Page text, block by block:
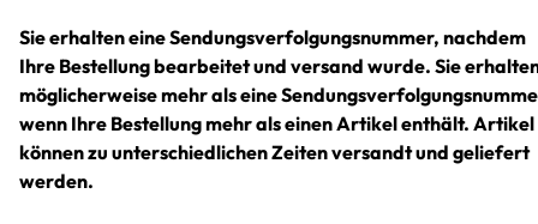
Sie erhalten eine Sendungsverfolgungsnummer, nachdem
Ihre Bestellung bearbeitet und versand wurde. Sie
möglicherweise mehr als eine
wenn Ihre Bestellung mehr als einen Artikel enthält. Artikel
können zu unterschiedlichen Zeiten versandt und geliefert
werden.